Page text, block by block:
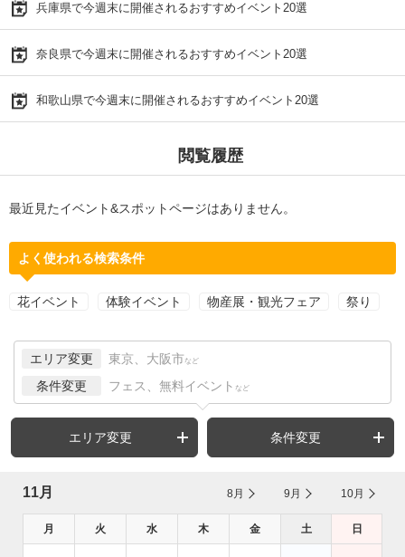
兵庫県で今週末に開催されるおすすめイベント20選
奈良県で今週末に開催されるおすすめイベント20選
和歌山県で今週末に開催されるおすすめイベント20選
閲覧履歴
最近見たイベント&スポットページはありません。
よく使われる検索条件
花イベント 体験イベント 物産展・観光フェア 祭り
エリア変更 東京、大阪市 など
条件変更 フェス、無料イベント など
エリア変更 条件変更
11月 8月 9月 10月
月 火 水 木 金 土 日